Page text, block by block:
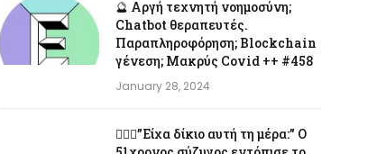
🔮 Αργή τεχνητή νοημοσύνη;
Chatbot θεραπευτές.
Παραπληροφόρηση; Blockchain
γένεση; Μακρύς Covid ++ #458
January 28, 2024
👨‍❤️‍👩”Είχα δίκιο αυτή τη μέρα:” Ο